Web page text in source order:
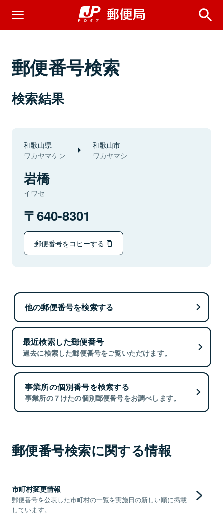
郵便番号検索
検索結果
和歌山県
ワカヤマケン
和歌山市
ワカヤマシ
岩橋
イワセ
640-8301
郵便番号をコピーする
他の郵便番号を検索する
最近検索した郵便番号
過去に検索した郵便番号をご覧いただけます。
事業所の個別番号を検索する
事業所の７けたの個別郵便番号をお調べします。
郵便番号検索に関する情報
市町村変更情報
郵便番号を公表した市町村の一覧を実施日の新しい順に掲載
しています。